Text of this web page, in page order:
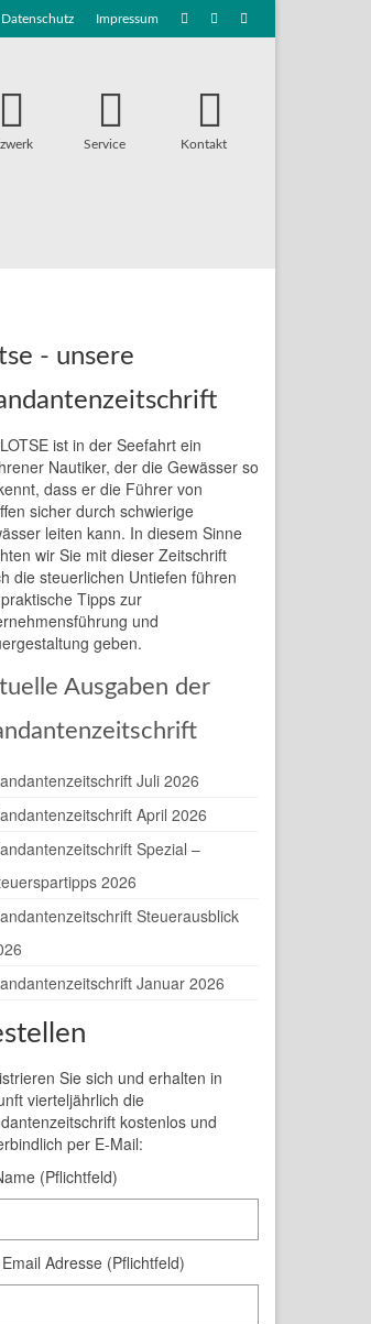
Datenschutz Impressum
Service Kontakt
- unsere
ist in der Seefahrt ein
Nautiker, der die Gewässer so
dass er die Führer von
sicher durch schwierige
leiten kann. In diesem Sinne
wir Sie mit dieser Zeitschrift
die steuerlichen Untiefen führen
Tipps zur
und
geben.
Ausgaben der
Juli 2026
April 2026
Spezial –
2026
Steuerausblick
Januar 2026
Sie sich und erhalten in
vierteljährlich die
kostenlos und
per E-Mail:
(Pflichtfeld)
Adresse (Pflichtfeld)